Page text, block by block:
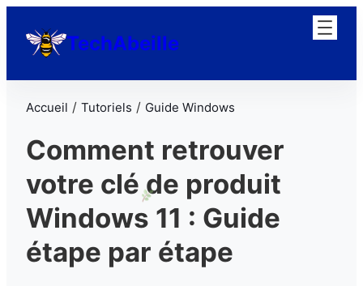
TechAbeille
Accueil / Tutoriels / Guide Windows
Comment retrouver
votre clé de produit
Windows 11 : Guide
étape par étape